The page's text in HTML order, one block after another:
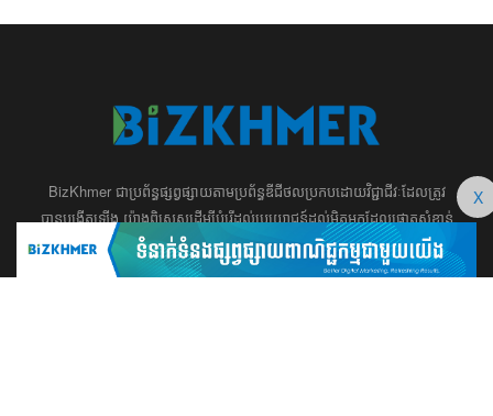
BizKhmer ​ជា​​ប្រព័ន្ធ​ផ្សព្វផ្សាយ​តាម​ប្រព័ន្ធ​ឌីជីថល​​​ប្រកប​ដោយ​វិជ្ជាជីវៈ​ដែល​​​ត្រូវ​
បាន​បង្កើតឡើង យ៉ាង​ពិសេស​​ដើម្បី​បំរើ​ដល់​ប្រយោជន៍​​​ដល់​មិត្ត​អ្នក​ដែល​ផ្ដោត​សំខាន់​
ទៅ​លើ​អត្ថបទ​ សហគ្រិន​ភាព អប់រំ ​​អាជីវកម្ម​ ​ការ​វិនិយោគ​ ​អភិវឌ្ឍន៍​អាជីព​ និង​
អចលនទ្រព្យ។ ​ក្រុម​​ការងារ​របស់​យើង​ ​​ មាន​ឆន្ទៈ​​មុតមាំ​​​ក្នុង​​ការ​សរសេរ​​អត្ថបទ​​ ដែល​
X